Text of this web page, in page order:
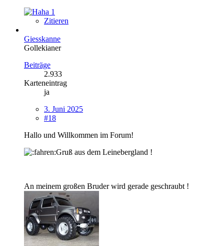
1
Zitieren
Giesskanne
Gollekianer
Beiträge
2.933
Karteneintrag
ja
3. Juni 2025
#18
Hallo und Willkommen im Forum!
Gruß aus dem Leinebergland !
An meinem großen Bruder wird gerade geschraubt !